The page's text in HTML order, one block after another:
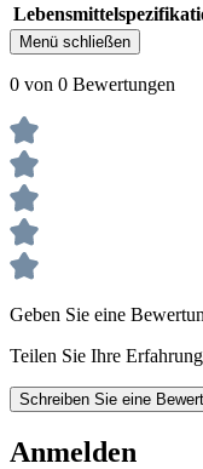
Menü schließen
0 von 0 Bewertungen
Geben Sie eine
Teilen Sie Ihre
Schreiben Sie eine
Anmelden